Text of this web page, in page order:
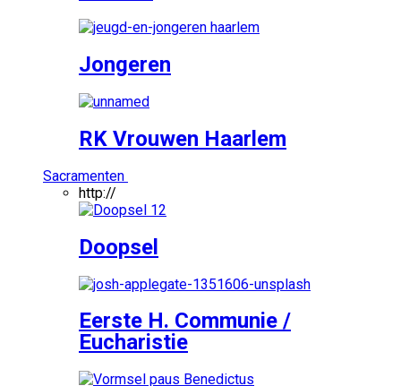
Jongeren
RK Vrouwen Haarlem
Sacramenten
http://
Doopsel
Eerste H. Communie /
Eucharistie